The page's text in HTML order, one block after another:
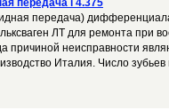
передача)
ЛТ для ремонта при
причиной неисправности
Италия. Число